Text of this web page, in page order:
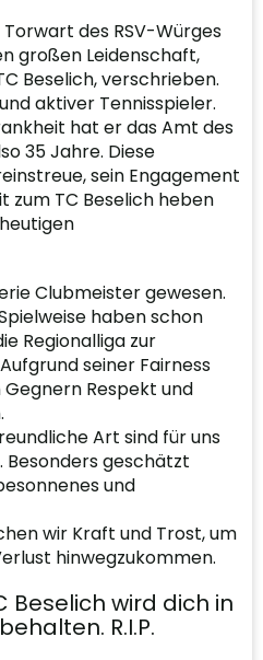
des RSV-Würges
großen Leidenschaft,
Beselich, verschrieben.
aktiver Tennisspieler.
hat er das Amt des
35 Jahre. Diese
sein Engagement
zum TC Beselich heben
Clubmeister gewesen.
haben schon
Regionalliga zur
seiner Fairness
Respekt und
Art sind für uns
Besonders geschätzt
und
wir Kraft und Trost, um
hinwegzukommen.
Beselich wird dich in
R.I.P.